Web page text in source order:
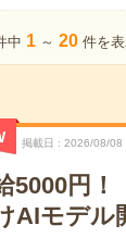
中 1 ～ 20 件を
掲載日 2026/08/08
5000円
AIモデル